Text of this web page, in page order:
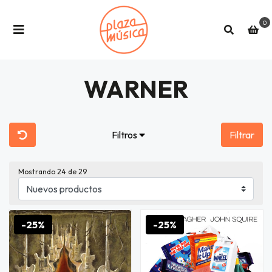
0
WARNER
Filtros Filtrar
Mostrando 24 de 29
-25% -25%